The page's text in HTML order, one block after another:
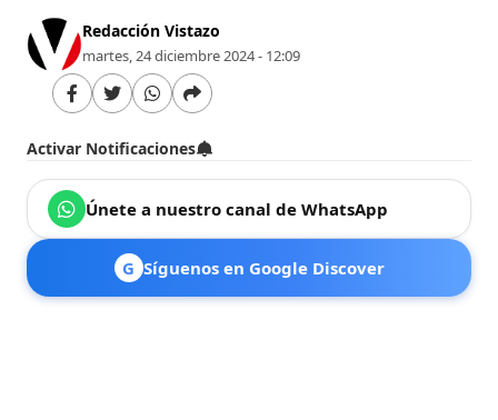
Redacción Vistazo
martes, 24 diciembre 2024 - 12:09
Activar Notificaciones
Únete a nuestro canal de WhatsApp
G Síguenos en Google Discover